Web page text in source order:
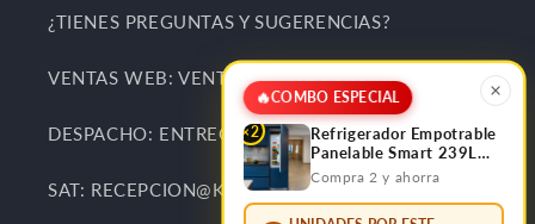
¿TIENES PREGUNTAS Y SUGERENCIAS?
VENTAS WEB: VENTAS@KITCHENCENTER.PE
DESPACHO: ENTREGAS@KITCHENCENTER.PE
SAT: RECEPCION@KITCHENCENTER.PE
🔥COMBO ESPECIAL
×2
Refrigerador Empotrable
Panelable Smart 239L
Bottom Frezzer FDV
Compra 2 y ahorra